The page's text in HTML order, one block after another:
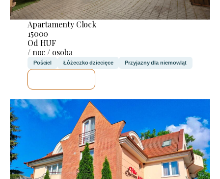
Apartamenty Clock
15000
Od HUF
/ noc / osoba
Pościel Łóżeczko dziecięce Przyjazny dla niemowląt